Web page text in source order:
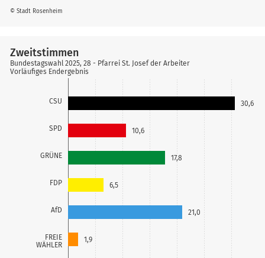
© Stadt Rosenheim
CSU
SPD
GRÜNE
FDP
AfD
FREIE
WÄHLER
30,6
10,6
17,8
6,5
21,0
1,9
Zweitstimmen
Bundestagswahl 2025, 28 - Pfarrei St. Josef der Arbeiter
Vorläufiges Endergebnis